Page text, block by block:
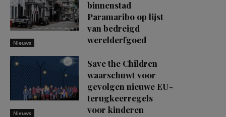
Nieuws
binnenstad
Paramaribo op lijst
van bedreigd
werelderfgoed
Nieuws
Save the Children
waarschuwt voor
gevolgen nieuwe EU-
terugkeerregels
voor kinderen